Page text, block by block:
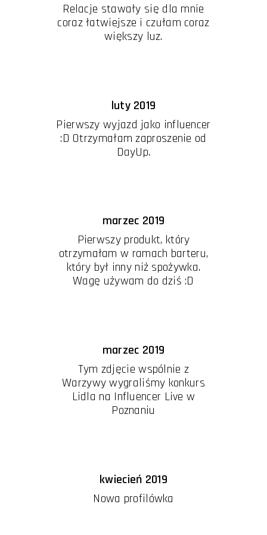
Relacje stawały się dla mnie
coraz łatwiejsze i czułam coraz
większy luz.
luty 2019
Pierwszy wyjazd jako influencer
:D Otrzymałam zaproszenie od
DayUp.
marzec 2019
Pierwszy produkt, który
otrzymałam w ramach barteru,
który był inny niż spożywka.
Wagę używam do dziś :D
marzec 2019
Tym zdjęcie wspólnie z
Warzywy wygraliśmy konkurs
Lidla na Influencer Live w
Poznaniu
kwiecień 2019
Nowa profilówka